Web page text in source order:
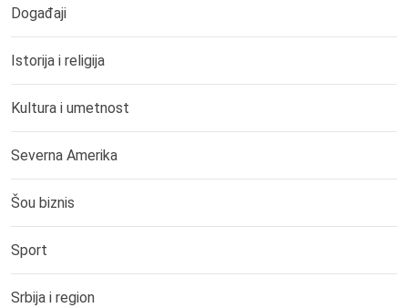
Događaji
Istorija i religija
Kultura i umetnost
Severna Amerika
Šou biznis
Sport
Srbija i region